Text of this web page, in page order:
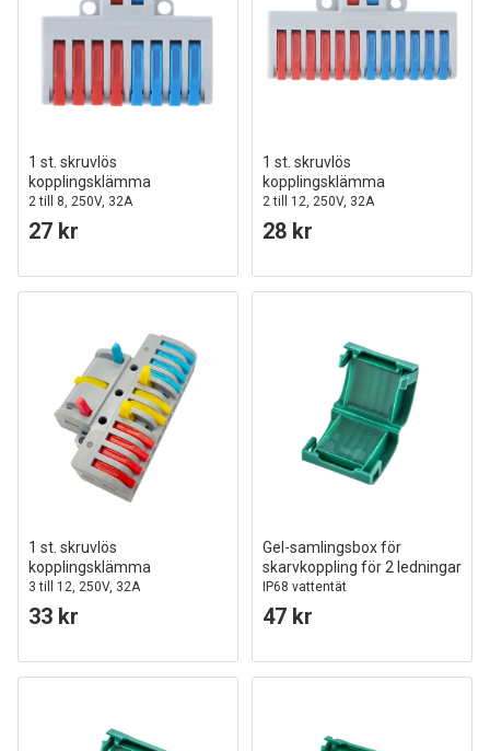
1 st. skruvlös
kopplingsklämma
2 till 8, 250V, 32A
27 kr
1 st. skruvlös
kopplingsklämma
2 till 12, 250V, 32A
28 kr
1 st. skruvlös
kopplingsklämma
3 till 12, 250V, 32A
33 kr
Gel-samlingsbox för
skarvkoppling för 2 ledningar
IP68 vattentät
47 kr